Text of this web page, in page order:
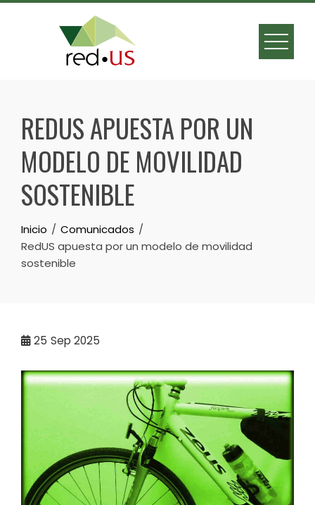
Skip
REDUS APUESTA POR UN
MODELO DE MOVILIDAD
SOSTENIBLE
Inicio
Comunicados
RedUS apuesta por un modelo de movilidad
sostenible
25 Sep 2025